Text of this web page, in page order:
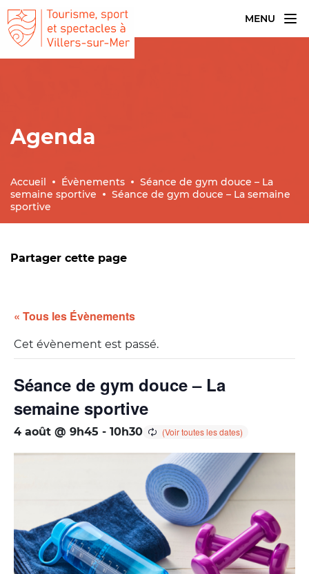
MENU
Accueil Évènements
Séance de gym douce – La
semaine sportive
Séance de gym douce – La semaine
sportive
Agenda
Partager cette page
« Tous les Évènements
Cet évènement est passé.
Séance de gym douce – La
semaine sportive
4 août @ 9h45 - 10h30